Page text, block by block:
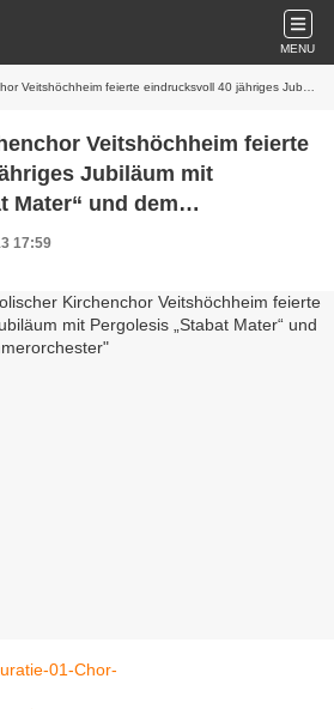
MENU
40 jähriges Jubiläum mit Pergolesis „Stabat Mater“ und dem Veitshöchheimer Kammerorchester
Veitshöchheim feierte
Jubiläum mit
Mater“ und dem
17:59